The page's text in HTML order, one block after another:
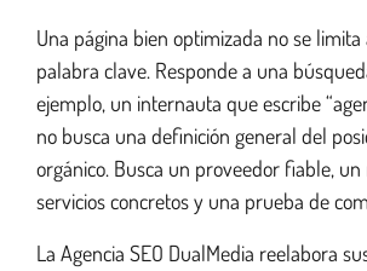
Una página bien optimizada no se
palabra clave. Responde a una
ejemplo, un internauta que escribe
no busca una definición general del
orgánico. Busca un proveedor fiable,
servicios concretos y una prueba de
La Agencia SEO DualMedia reelabora